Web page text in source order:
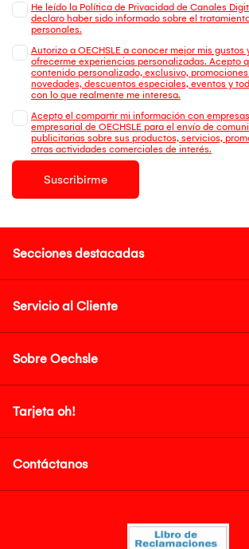
He leído la Política de Privacidad de Canales
declaro haber sido informado sobre el
personales.
Autorizo a OECHSLE a conocer mejor mis
ofrecerme experiencias personalizadas. Acepto
contenido personalizado, exclusivo,
novedades, descuentos especiales, eventos y
con lo que realmente me interesa.
Acepto el compartir mi información con
empresarial de OECHSLE para el envío de
publicitarias sobre sus productos, servicios,
otras actividades comerciales de interés.
Suscribirme
Secciones destacadas
Servicio al Cliente
Sobre Oechsle
Tarjeta oh!
Contáctanos